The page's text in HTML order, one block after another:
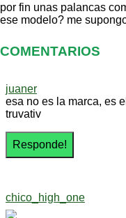
por fin unas palancas
ese modelo? me
COMENTARIOS
juaner
esa no es la marca, es
truvativ
chico_high_one